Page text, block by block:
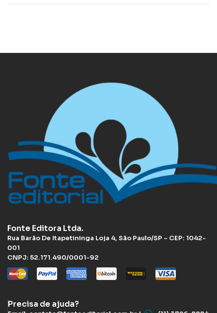
Fonte Editora Ltda.
Rua Barão De Itapetininga Loja 4, São Paulo/SP – CEP: 1042-
001
CNPJ: 52.171.490/0001-92
Precisa de ajuda?